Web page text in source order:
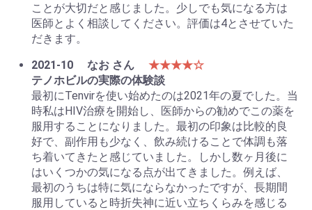
ことが大切だと感じました。少しでも気になる方は
医師とよく相談してください。評価は4とさせていた
だきます。
2021-10
なお さん
★★★★☆
テノホビルの実際の体験談
最初にTenvirを使い始めたのは2021年の夏でした。当
時私はHIV治療を開始し、医師からの勧めでこの薬を
服用することになりました。最初の印象は比較的良
好で、副作用も少なく、飲み続けることで体調も落
ち着いてきたと感じていました。しかし数ヶ月後に
はいくつかの気になる点が出てきました。例えば、
最初のうちは特に気にならなかったですが、長期間
服用していると時折失神に近い立ちくらみを感じる